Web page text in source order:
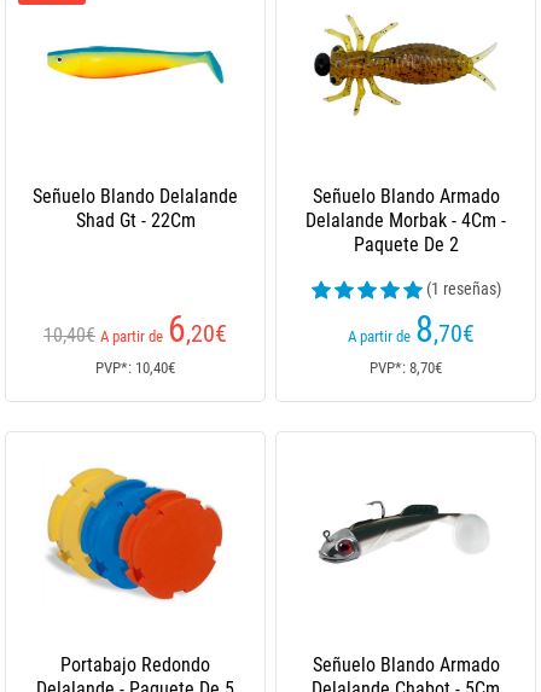
Señuelo Blando Delalande
Shad Gt - 22Cm
10,40€ A partir de 6,20€
PVP*: 10,40€
Señuelo Blando Armado
Delalande Morbak - 4Cm -
Paquete De 2
(1 reseñas)
A partir de 8,70€
PVP*: 8,70€
Portabajo Redondo
Señuelo Blando Armado